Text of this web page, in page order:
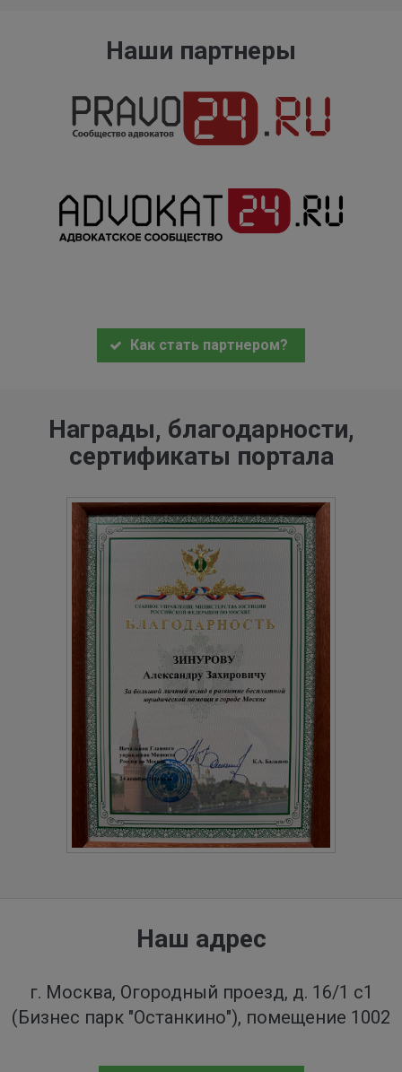
Наши партнеры
Как стать партнером?
Награды, благодарности,
сертификаты портала
Наш адрес
г. Москва, Огородный проезд, д. 16/1 с1
(Бизнес парк "Останкино"), помещение 1002